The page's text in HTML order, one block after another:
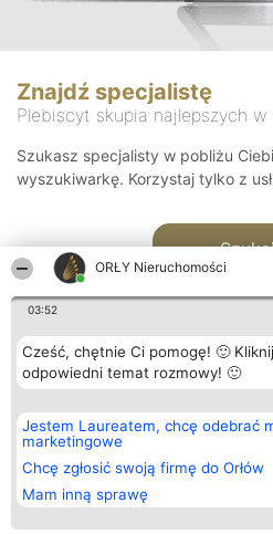
ORŁY Nieruchomości
03:52
Cześć, chętnie Ci pomogę! 🙂
odpowiedni temat rozmowy! 🙂
Jestem Laureatem, chcę odebrać
marketingowe
Chcę zgłosić swoją firmę do Orłów
Mam inną sprawę
Znajdź specjalistę
Plebiscyt skupia najlepszych w
Szukasz specjalisty w pobliżu
wyszukiwarkę. Korzystaj tylko z
Organizator plebiscytu
Bright Side Solutions sp. z o.
o. sp. k.
ul. Ruska 22
Wrocław 50-079
KRS 0000749100 | Regon
381313360 | NIP 8943132676
Plebiscyt
Laureaci
wszystkich
Laureatów
Regulamin